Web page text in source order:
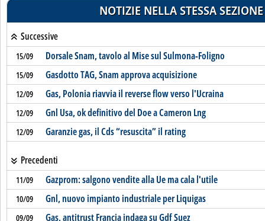
NOTIZIE NELLA STESSA SEZIONE
Successive
15/09 Dorsale Snam, tavolo al Mise sul Sulmona-Foligno
15/09 Gasdotto TAG, Snam approva acquisizione
12/09 Gas, Polonia riavvia il reverse flow verso l'Ucraina
12/09 Gnl Usa, ok definitivo del Doe a Cameron Lng
12/09 Garanzie gas, il Cds “resuscita” il rating
Precedenti
11/09 Gazprom: salgono vendite alla Ue ma cala l'utile
10/09 Gnl, nuovo impianto industriale per Liquigas
09/09 Gas, antitrust Francia indaga su Gdf Suez